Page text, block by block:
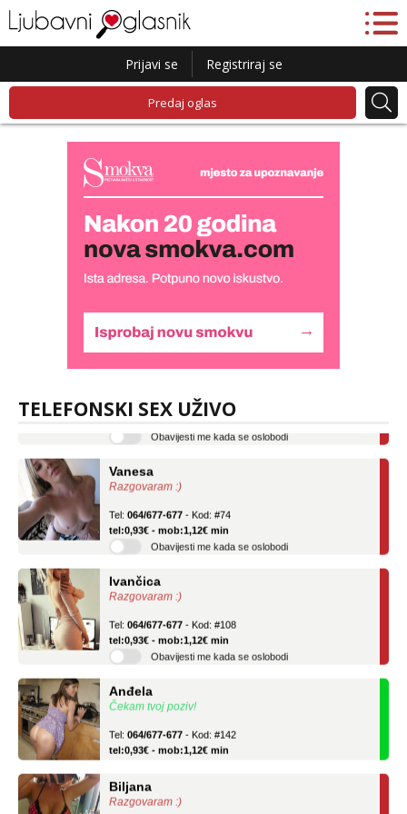
Prijavi se Registriraj se
Predaj oglas
TELEFONSKI SEX UŽIVO
tel:0,93€ - mob:1,12€ min
Razgovaram :)
tel:0,93€ - mob:1,12€ min
Obavijesti me kada se oslobodi
Razgovaram :)
tel:0,93€ - mob:1,12€ min
Obavijesti me kada se oslobodi
Čekam tvoj poziv!
tel:0,93€ - mob:1,12€ min
Razgovaram :)